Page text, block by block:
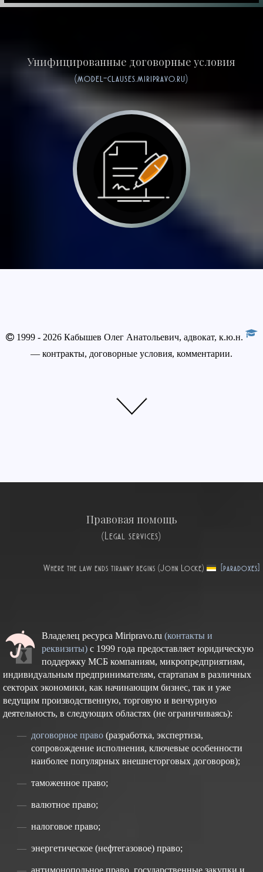
Унифицированные договорные условия
(model-clauses.miripravo.ru)
1999 - 2026 Кабышев Олег Анатольевич, адвокат, к.ю.н.
— контракты, договорные условия, комментарии.
Правовая помощь
(Legal services)
Where the law ends tiranny begins (John Locke) [paradoxes]
Владелец ресурса Miripravo.ru (контакты и
реквизиты)с 1999 года предоставляет юридическую
поддержку МСБ компаниям, микропредприятиям,
индивидуальным предпринимателям, стартапам в различных
секторах экономики, как начинающим бизнес, так и уже
ведущим производственную, торговую и венчурную
деятельность, в следующих областях (не ограничиваясь):
договорное право (разработка, экспертиза,
сопровождение исполнения, ключевые особенности
наиболее популярных внешнеторговых договоров);
таможенное право;
валютное право;
налоговое право;
энергетическое (нефтегазовое) право;